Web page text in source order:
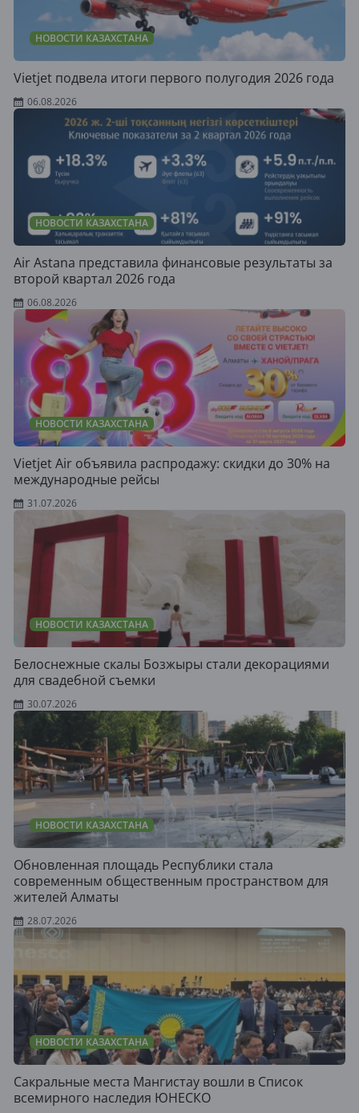
НОВОСТИ КАЗАХСТАНА
Vietjet подвела итоги первого полугодия 2026 года
06.08.2026
НОВОСТИ КАЗАХСТАНА
Air Astana представила финансовые результаты за
второй квартал 2026 года
06.08.2026
НОВОСТИ КАЗАХСТАНА
Vietjet Air объявила распродажу: скидки до 30% на
международные рейсы
31.07.2026
НОВОСТИ КАЗАХСТАНА
Белоснежные скалы Бозжыры стали декорациями
для свадебной съемки
30.07.2026
НОВОСТИ КАЗАХСТАНА
Обновленная площадь Республики стала
современным общественным пространством для
жителей Алматы
28.07.2026
НОВОСТИ КАЗАХСТАНА
Сакральные места Мангистау вошли в Список
всемирного наследия ЮНЕСКО